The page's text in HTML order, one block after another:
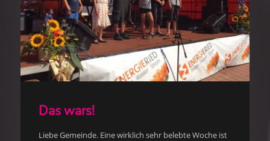
Das wars!
Liebe Gemeinde. Eine wirklich sehr belebte Woche ist